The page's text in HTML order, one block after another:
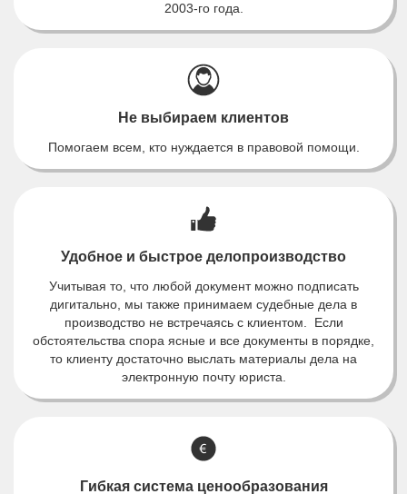
2003-го года.
Не выбираем клиентов
Помогаем всем, кто нуждается в правовой помощи.
Удобное и быстрое делопроизводство
Учитывая то, что любой документ можно подписать
дигитально, мы также принимаем судебные дела в
производство не встречаясь с клиентом. Если
обстоятельства спора ясные и все документы в порядке,
то клиенту достаточно выслать материалы дела на
электронную почту юриста.
Гибкая система ценообразования